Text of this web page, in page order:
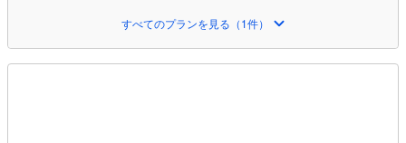
すべてのプランを見る（1件）